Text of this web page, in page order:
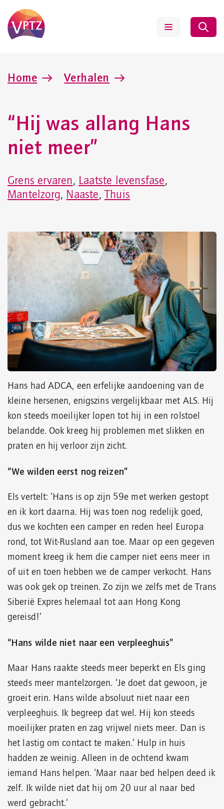
Home Verhalen
“Hij was allang Hans
niet meer”
Grens ervaren, Laatste levensfase,
Mantelzorg, Naaste,Thuis
Hans had ADCA, een erfelijke aandoening van de
kleine hersenen, enigszins vergelijkbaar met ALS. Hij
kon steeds moeilijker lopen tot hij in een rolstoel
belandde. Ook kreeg hij problemen met slikken en
praten en hij verloor zijn zicht.
“We wilden eerst nog reizen”
Els vertelt: ‘Hans is op zijn 59e met werken gestopt
en ik kort daarna. Hij was toen nog redelijk goed,
dus we kochten een camper en reden heel Europa
rond, tot Wit-Rusland aan toe. Maar op een gegeven
moment kreeg ik hem die camper niet eens meer in
of uit en toen hebben we de camper verkocht. Hans
was ook gek op treinen. Zo zijn we zelfs met de Trans
Siberië Expres helemaal tot aan Hong Kong
gereisd!’
“Hans wilde niet naar een verpleeghuis”
Maar Hans raakte steeds meer beperkt en Els ging
steeds meer mantelzorgen. ‘Je doet dat gewoon, je
groeit erin. Hans wilde absoluut niet naar een
verpleeghuis. Ik begreep dat wel. Hij kon steeds
moeilijker praten en zag vrijwel niets meer. Dan is
het lastig om contact te maken.’ Hulp in huis
hadden ze weinig. Alleen in de ochtend kwam
iemand Hans helpen. ‘Maar naar bed helpen deed ik
zelf. Ik wilde niet dat hij om 20 uur al naar bed
werd gebracht.’